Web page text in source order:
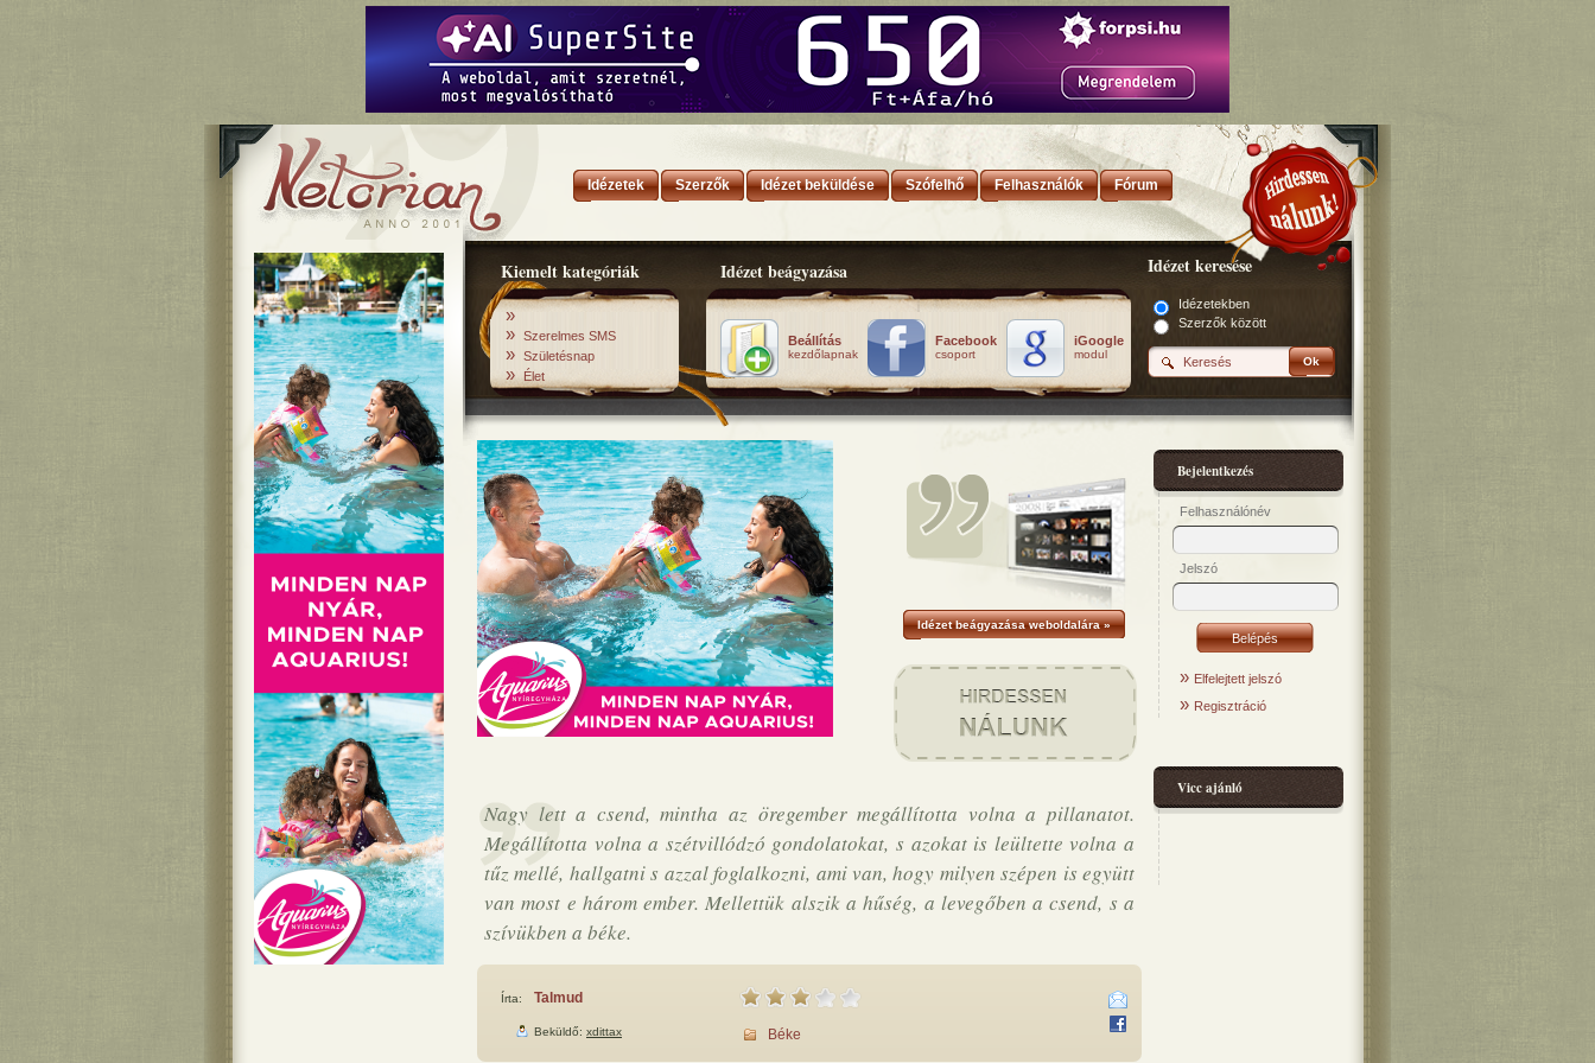
Idézetek Szerzők Idézet beküldése Szófelhő Felhasználók Fórum
Kiemelt kategóriák
»
» Szerelmes SMS
» Születésnap
» Élet
Idézet beágyazása
Beállítás
kezdőlapnak
Facebook
csoport
iGoogle
modul
Idézet keresése
Idézetekben
Szerzők között
Ok
Idézet beágyazása weboldalára »
Nagy lett a csend, mintha az öregember megállította volna a pillanatot.
Megállította volna a szétvillódzó gondolatokat, s azokat is leültette volna a
tűz mellé, hallgatni s azzal foglalkozni, ami van, hogy milyen szépen is együtt
van most e három ember. Mellettük alszik a hűség, a levegőben a csend, s a
szívükben a béke.
Írta: Talmud
Beküldő: xdittax Béke
Bejelentkezés
Felhasználónév
Jelszó
» Elfelejtett jelszó
» Regisztráció
Vicc ajánló